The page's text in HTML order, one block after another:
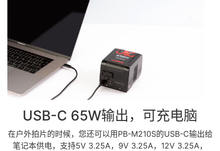
USB-C 65W输出，可充电脑
在户外拍片的时候，您还可以用PB-M210S的USB-C输出给
笔记本供电，支持5V 3.25A，9V 3.25A，12V 3.25A，